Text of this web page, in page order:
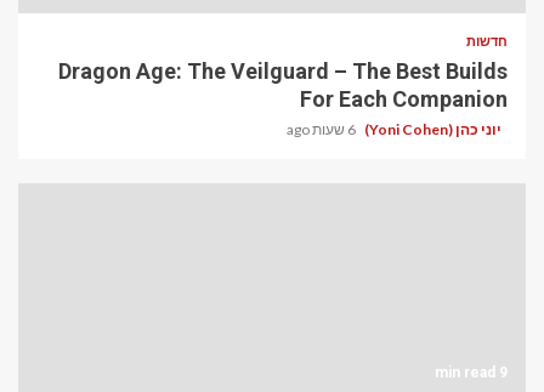
חדשות
Dragon Age: The Veilguard – The Best Builds
For Each Companion
יוני כהן (Yoni Cohen) 6 שעות ago
9 min read